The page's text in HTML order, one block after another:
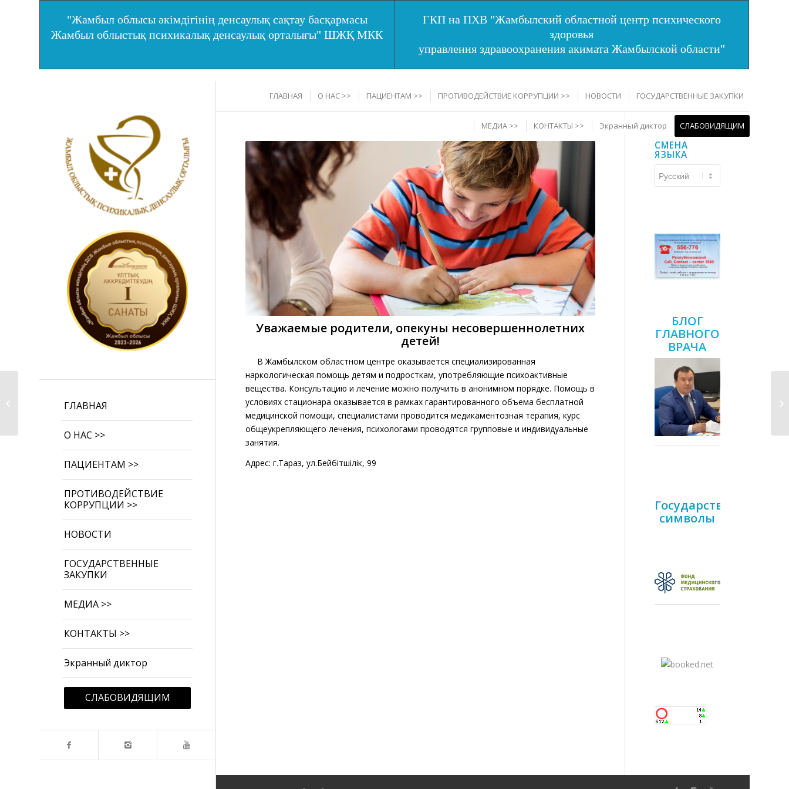
"Жамбыл облысы әкімдігінің денсаулық сақтау басқармасы
Жамбыл облыстық психикалық денсаулық орталығы" ШЖҚ МКК
ГКП на ПХВ "Жамбылский областной центр психического
здоровья
управления здравоохранения акимата Жамбылской области"
ГЛАВНАЯ
О НАС >>
ПАЦИЕНТАМ >>
ПРОТИВОДЕЙСТВИЕ
КОРРУПЦИИ >>
НОВОСТИ
ГОСУДАРСТВЕННЫЕ
ЗАКУПКИ
МЕДИА >>
КОНТАКТЫ >>
Экранный диктор
СЛАБОВИДЯЩИМ
ГЛАВНАЯ О НАС >> ПАЦИЕНТАМ >> ПРОТИВОДЕЙСТВИЕ КОРРУПЦИИ >> НОВОСТИ ГОСУДАРСТВЕННЫЕ ЗАКУПКИ
МЕДИА >> КОНТАКТЫ >> Экранный диктор СЛАБОВИДЯЩИМ
Уважаемые родители, опекуны несовершеннолетних
детей!
В Жамбылском областном центре оказывается специализированная
наркологическая помощь детям и подросткам, употребляющие психоактивные
вещества. Консультацию и лечение можно получить в анонимном порядке. Помощь в
условиях стационара оказывается в рамках гарантированного объема бесплатной
медицинской помощи, специалистами проводится медикаментозная терапия, курс
общеукрепляющего лечения, психологами проводятся групповые и индивидуальные
занятия.
Адрес: г.Тараз, ул.Бейбітшілік, 99
СМЕНА
ЯЗЫКА
языка
БЛОГ
ГЛАВНОГО
ВРАЧА
Государственные
символы
телефона доверия